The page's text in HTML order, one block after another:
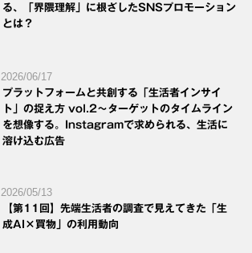
る、「界隈理解」に根ざしたSNSプロモーション
とは？
2026/06/17
プラットフォームと共創する「生活者インサイ
ト」の捉え方 vol.2～ターゲットのタイムライン
を想像する。Instagramで求められる、生活に
溶け込む広告
2026/05/13
【第11回】先端生活者の調査で見えてきた「生
成AI×買物」の利用動向